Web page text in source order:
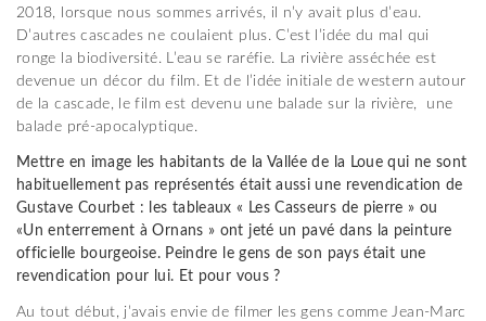
2018, lorsque nous sommes arrivés, il n’y avait plus d’eau.
D’autres cascades ne coulaient plus. C’est l’idée du mal qui
ronge la biodiversité. L’eau se raréfie. La rivière asséchée est
devenue un décor du film. Et de l’idée initiale de western autour
de la cascade, le film est devenu une balade sur la rivière, une
balade pré-apocalyptique.
Mettre en image les habitants de la Vallée de la Loue qui ne sont
habituellement pas représentés était aussi une revendication de
Gustave Courbet : les tableaux « Les Casseurs de pierre » ou
«Un enterrement à Ornans » ont jeté un pavé dans la peinture
officielle bourgeoise. Peindre le gens de son pays était une
revendication pour lui. Et pour vous ?
Au tout début, j’avais envie de filmer les gens comme Jean-Marc